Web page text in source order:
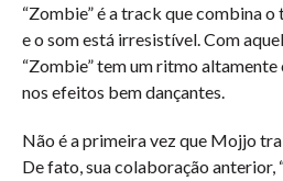
“Zombie” é a track que combina
e o som está irresistível. Com
“Zombie” tem um ritmo
nos efeitos bem dançantes.
Não é a primeira vez que Mojjo
De fato, sua colaboração anterior,